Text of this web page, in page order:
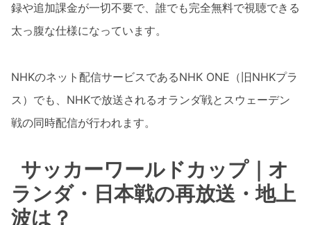
録や追加課金が一切不要で、誰でも完全無料で視聴できる
太っ腹な仕様になっています。
NHKのネット配信サービスであるNHK ONE（旧NHKプラ
ス）でも、NHKで放送されるオランダ戦とスウェーデン
戦の同時配信が行われます。
サッカーワールドカップ｜オ
ランダ・日本戦の再放送・地上
波は？